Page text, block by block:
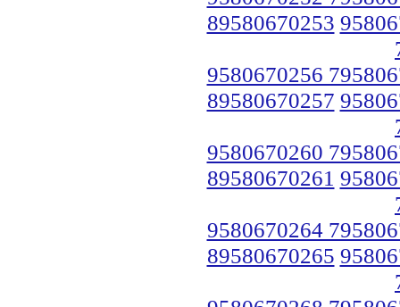
89580670253
9580670256
89580670257
9580670260
89580670261
9580670264
89580670265